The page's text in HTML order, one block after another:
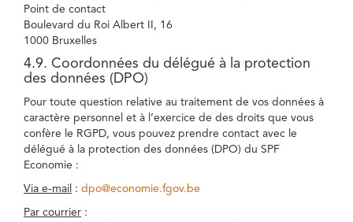
Point de contact
Boulevard du Roi Albert II, 16
1000 Bruxelles
4.9. Coordonnées du délégué à la protection
des données (DPO)
Pour toute question relative au traitement de vos données à
caractère personnel et à l’exercice de des droits que vous
confère le RGPD, vous pouvez prendre contact avec le
délégué à la protection des données (DPO) du SPF
Economie :
Via e-mail : dpo@economie.fgov.be
Par courrier :